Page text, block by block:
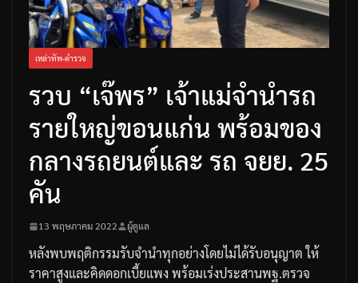
เหล่าทัพ-ตำรวจ
รวบ “เจ๊พร” เจ้าแม่จำนำรถ
รายใหญ่ขอนแก่น พร้อมของ
กลางรถยนต์และ รถ จยย. 25
คัน
13 พฤษภาคม 2022 ผู้ดูแล
หลังพบพฤติกรรมรับจำนำทุกอย่างโดยไม่ได้รับอนุญาต ให้
ราคาสูงและคิดดอกเบี้ยแพง พร้อมเร่งประสานพฐ.ตรวจ